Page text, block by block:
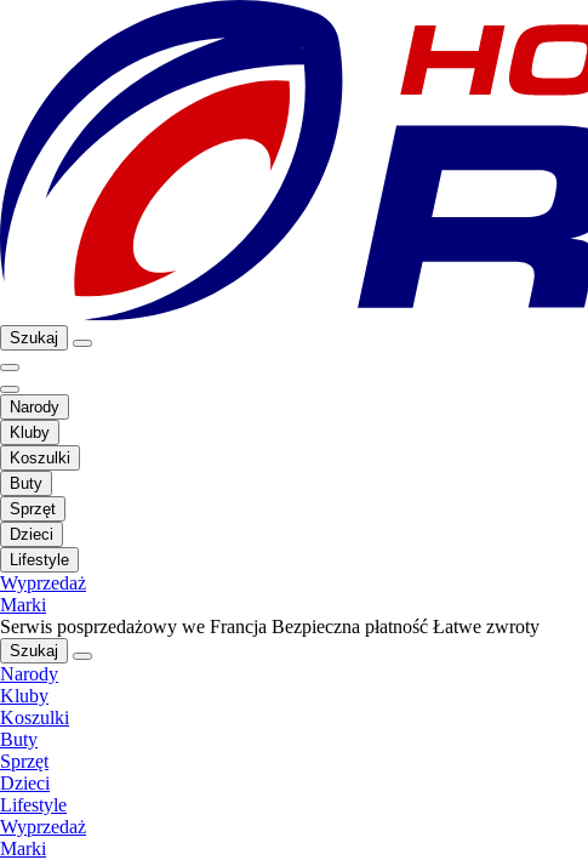
Szukaj
Narody
Kluby
Koszulki
Buty
Sprzęt
Dzieci
Lifestyle
Wyprzedaż
Marki
Serwis posprzedażowy we Francja Bezpieczna płatność Łatwe zwroty
Szukaj
Narody
Kluby
Koszulki
Buty
Sprzęt
Dzieci
Lifestyle
Wyprzedaż
Marki